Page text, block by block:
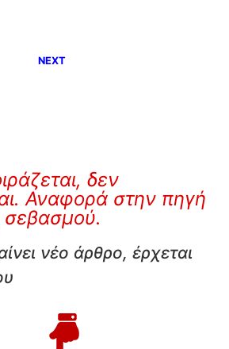
NEXT
δεν
Αναφορά στην πηγή
σεβασμού.
νέο άρθρο, έρχεται